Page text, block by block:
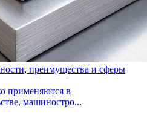
преимущества и сферы
применяются в
машиностро...